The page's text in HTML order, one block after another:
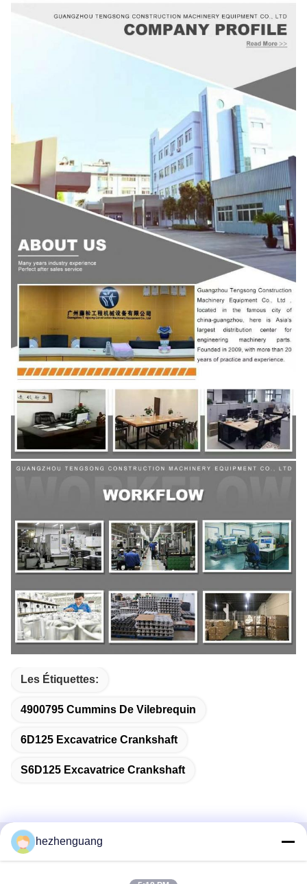
Les Étiquettes:
4900795 Cummins De Vilebrequin
6D125 Excavatrice Crankshaft
S6D125 Excavatrice Crankshaft
Contactez rapidement
hezhenguang